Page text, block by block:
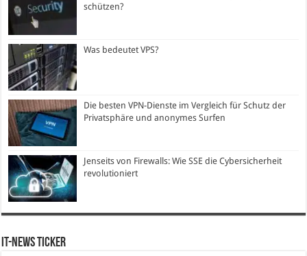
schützen?
Was bedeutet VPS?
Die besten VPN-Dienste im Vergleich für Schutz der
Privatsphäre und anonymes Surfen
Jenseits von Firewalls: Wie SSE die Cybersicherheit
revolutioniert
IT-News Ticker